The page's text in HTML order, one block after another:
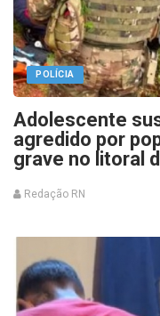
POLÍCIA
Adolescente
agredido por
grave no litoral
Redação RN